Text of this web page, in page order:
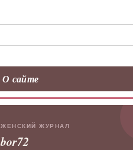
О сайте
ЖЕНСКИЙ ЖУРНАЛ
bor72